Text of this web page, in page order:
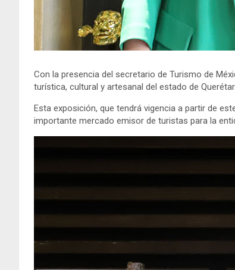
Con la presencia del secretario de Turismo de
turística, cultural y artesanal del estado de
Esta exposición, que tendrá vigencia a partir de
importante mercado emisor de turistas para la